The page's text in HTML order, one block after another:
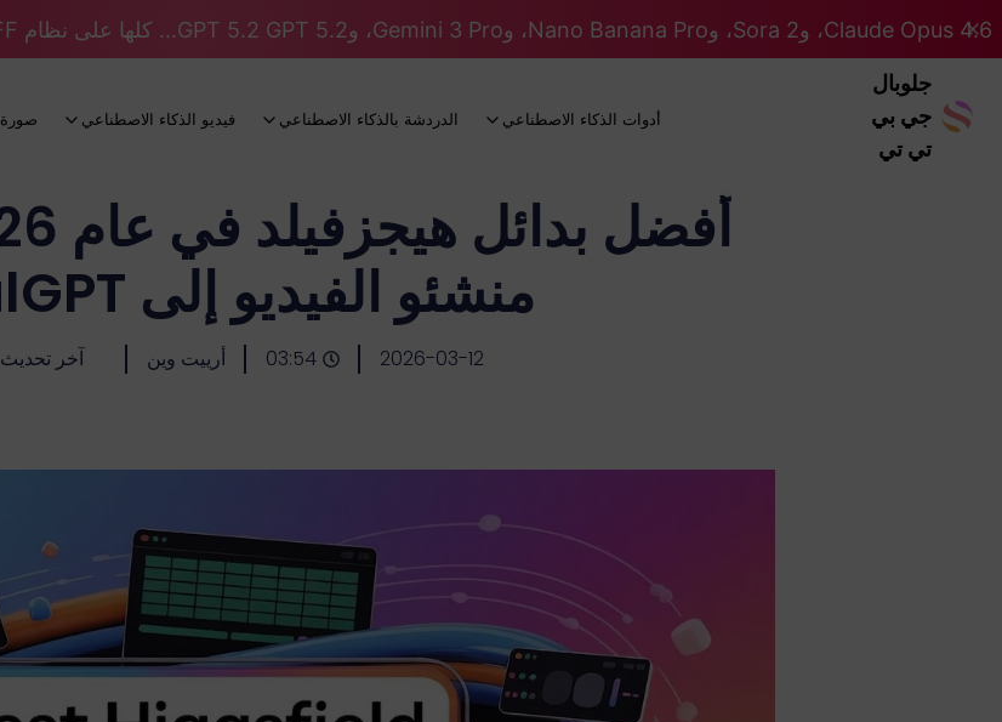
Claude Opus 4.6، وSora 2، وNano Banana Pro، وGemini 3 Pro، وGPT 5.2 GPT 5.2... كلها على نظام Pro. 46% OFF
جلوبال
جي بي
تي تي
أدوات الذكاء الاصطناعي الدردشة بالذكاء الاصطناعي فيديو الذكاء الاصطناعي صورة AI
منشئو الفيديو إلى GlobalGPT
2026-03-12
03:54 أرييت وين آخر تحديث 2026-03-12